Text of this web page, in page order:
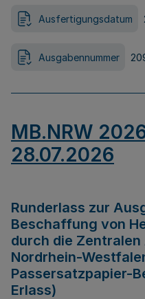
Ausfertigungsdatum
Ausgabennummer
MB.NRW
28.07.2026
Runderlass zur
Beschaffung von
durch die
Nordrhein-
Passersatzpapier-
Erlass)